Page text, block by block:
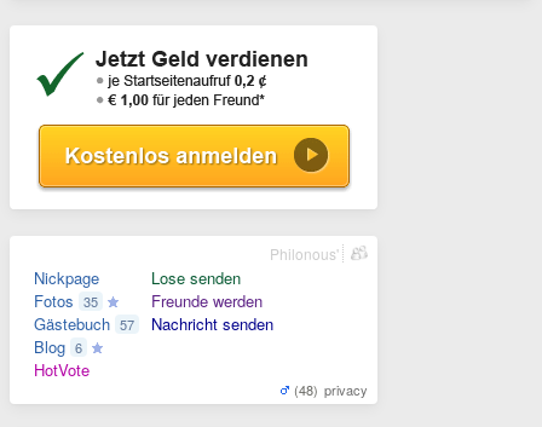
Nickpage
Fotos 35
Gästebuch 57
Blog 6
HotVote
Lose senden
Freunde werden
Nachricht senden
(48) privacy
Philonous'